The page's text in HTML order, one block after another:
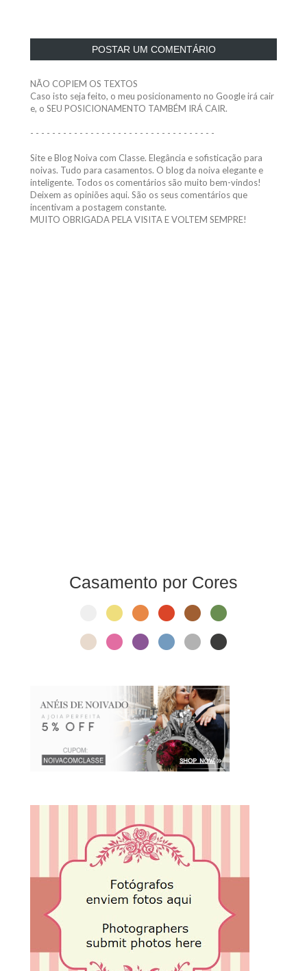
POSTAR UM COMENTÁRIO
NÃO COPIEM OS TEXTOS
Caso isto seja feito, o meu posicionamento no Google irá cair
e, o SEU POSICIONAMENTO TAMBÉM IRÁ CAIR.
- - - - - - - - - - - - - - - - - - - - - - - - - - - - - - - - - -
Site e Blog Noiva com Classe. Elegância e sofisticação para
noivas. Tudo para casamentos. O blog da noiva elegante e
inteligente. Todos os comentários são muito bem-vindos!
Deixem as opiniões aqui. São os seus comentários que
incentivam a postagem constante.
MUITO OBRIGADA PELA VISITA E VOLTEM SEMPRE!
Casamento por Cores